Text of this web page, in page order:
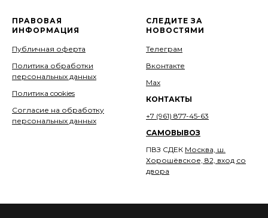
ПРАВОВАЯ
ИНФОРМАЦИЯ
Публичная оферта
Политика обработки
персональных данных
Политика cookies
Согласие на обработку
персональных данных
СЛЕДИТЕ ЗА
НОВОСТЯМИ
Телеграм
Вконтакте
Мах
КОНТАКТЫ
+7 (961) 877-45-63
САМОВЫВОЗ
ПВЗ СДЕК Москва, ш.
Хорошёвское, 82, вход со
двора